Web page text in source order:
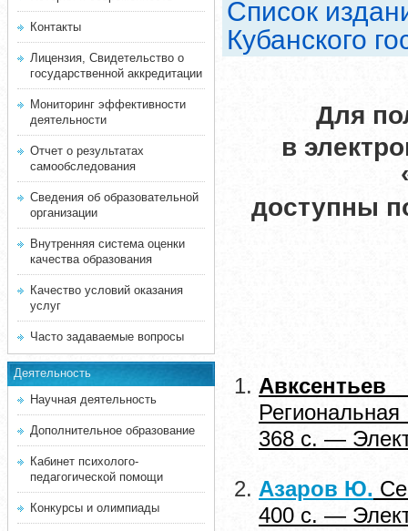
Контакты
Лицензия, Свидетельство о
государственной аккредитации
Мониторинг эффективности
деятельности
Отчет о результатах
самообследования
Сведения об образовательной
организации
Внутренняя система оценки
качества образования
Качество условий оказания
услуг
Часто задаваемые вопросы
Деятельность
Научная деятельность
Дополнительное образование
Кабинет психолого-
педагогической помощи
Конкурсы и олимпиады
Список
Кубанского
Для
в
доступны
368 с. —
Азаров Ю.
400 с. —